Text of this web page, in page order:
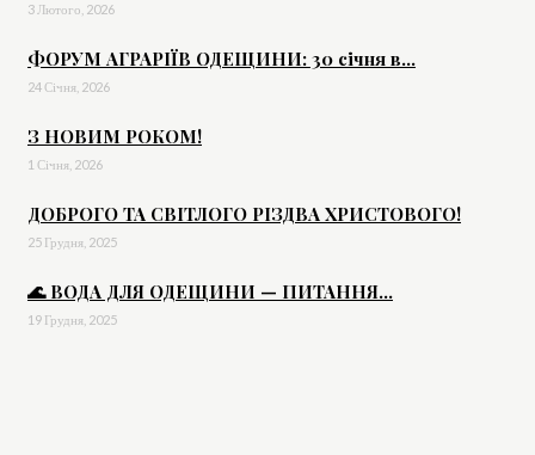
3 Лютого, 2026
ФОРУМ АГРАРІЇВ ОДЕЩИНИ: 30 січня в...
24 Січня, 2026
З НОВИМ РОКОМ!
1 Січня, 2026
ДОБРОГО ТА СВІТЛОГО РІЗДВА ХРИСТОВОГО!
25 Грудня, 2025
🌊 ВОДА ДЛЯ ОДЕЩИНИ — ПИТАННЯ...
19 Грудня, 2025